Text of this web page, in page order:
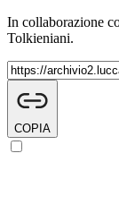
In collaborazione
Tolkieniani.
COPIA